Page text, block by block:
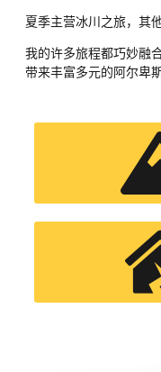
夏季主营冰川之旅，其
我的许多旅程都巧妙融
带来丰富多元的阿尔卑斯